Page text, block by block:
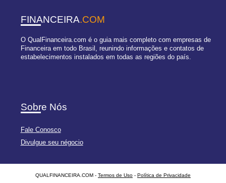
FINANCEIRA.COM
O QualFinanceira.com é o guia mais completo com empresas de
Financeira em todo Brasil, reunindo informações e contatos de
estabelecimentos instalados em todas as regiões do país.
Sobre Nós
Fale Conosco
Divulgue seu négocio
QUALFINANCEIRA.COM - Termos de Uso - Política de Privacidade